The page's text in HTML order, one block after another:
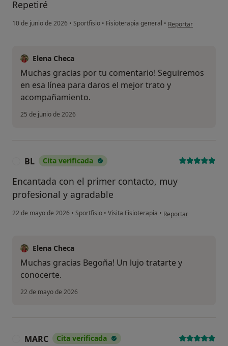
Repetiré
10 de junio de 2026 • Sportfisio • Fisioterapia general • en opinión del
Reportar
Elena Checa
Muchas gracias por tu comentario! Seguiremos
en esa línea para daros el mejor trato y
acompañamiento.
25 de junio de 2026
BL Cita verificada
Encantada con el primer contacto, muy
profesional y agradable
22 de mayo de 2026 • Sportfisio • Visita Fisioterapia • en opinión del usuario
Reportar
Elena Checa
Muchas gracias Begoña! Un lujo tratarte y
conocerte.
22 de mayo de 2026
MARC Cita verificada